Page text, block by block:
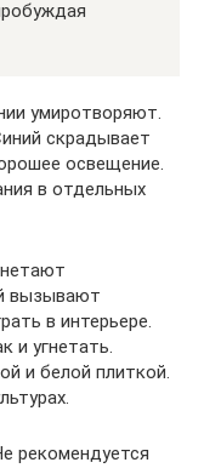
умиротворяют.
скрадывает
освещение.
в отдельных
вызывают
в интерьере.
и угнетать.
и белой плиткой.
рекомендуется